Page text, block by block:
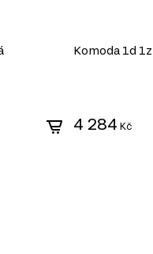
Komoda 1d
4 284 Kč